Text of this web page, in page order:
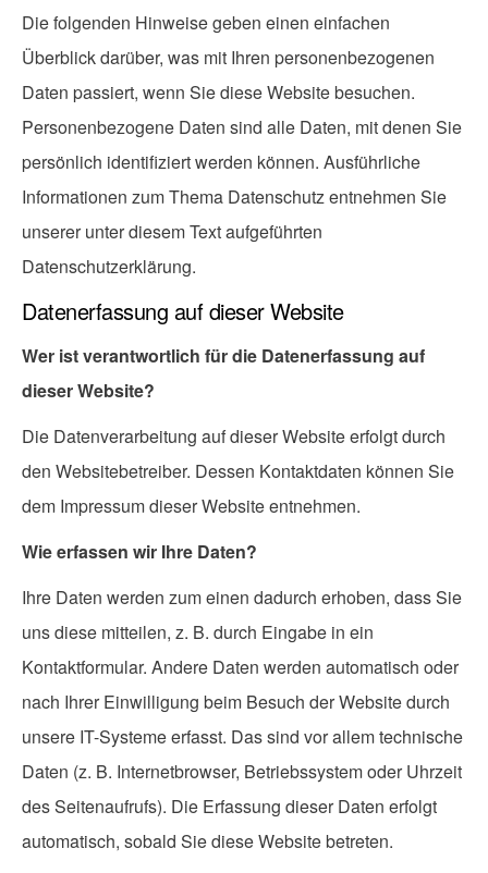
Die folgenden Hinweise geben einen einfachen
Überblick darüber, was mit Ihren personenbezogenen
Daten passiert, wenn Sie diese Website besuchen.
Personenbezogene Daten sind alle Daten, mit denen Sie
persönlich identifiziert werden können. Ausführliche
Informationen zum Thema Datenschutz entnehmen Sie
unserer unter diesem Text aufgeführten
Datenschutzerklärung.
Datenerfassung auf dieser Website
Wer ist verantwortlich für die Datenerfassung auf
dieser Website?
Die Datenverarbeitung auf dieser Website erfolgt durch
den Websitebetreiber. Dessen Kontaktdaten können Sie
dem Impressum dieser Website entnehmen.
Wie erfassen wir Ihre Daten?
Ihre Daten werden zum einen dadurch erhoben, dass Sie
uns diese mitteilen, z. B. durch Eingabe in ein
Kontaktformular. Andere Daten werden automatisch oder
nach Ihrer Einwilligung beim Besuch der Website durch
unsere IT-Systeme erfasst. Das sind vor allem technische
Daten (z. B. Internetbrowser, Betriebssystem oder Uhrzeit
des Seitenaufrufs). Die Erfassung dieser Daten erfolgt
automatisch, sobald Sie diese Website betreten.